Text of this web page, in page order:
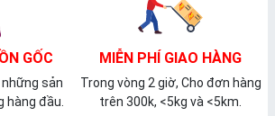
GỐC
sản
hàng đầu.
MIỄN PHÍ GIAO HÀNG
Trong vòng 2 giờ, Cho đơn hàng
trên 300k, <5kg và <5km.